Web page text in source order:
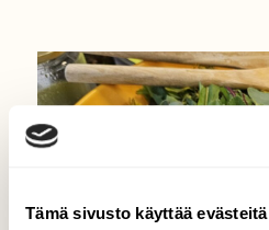
Tämä sivusto käyttää evästeitä